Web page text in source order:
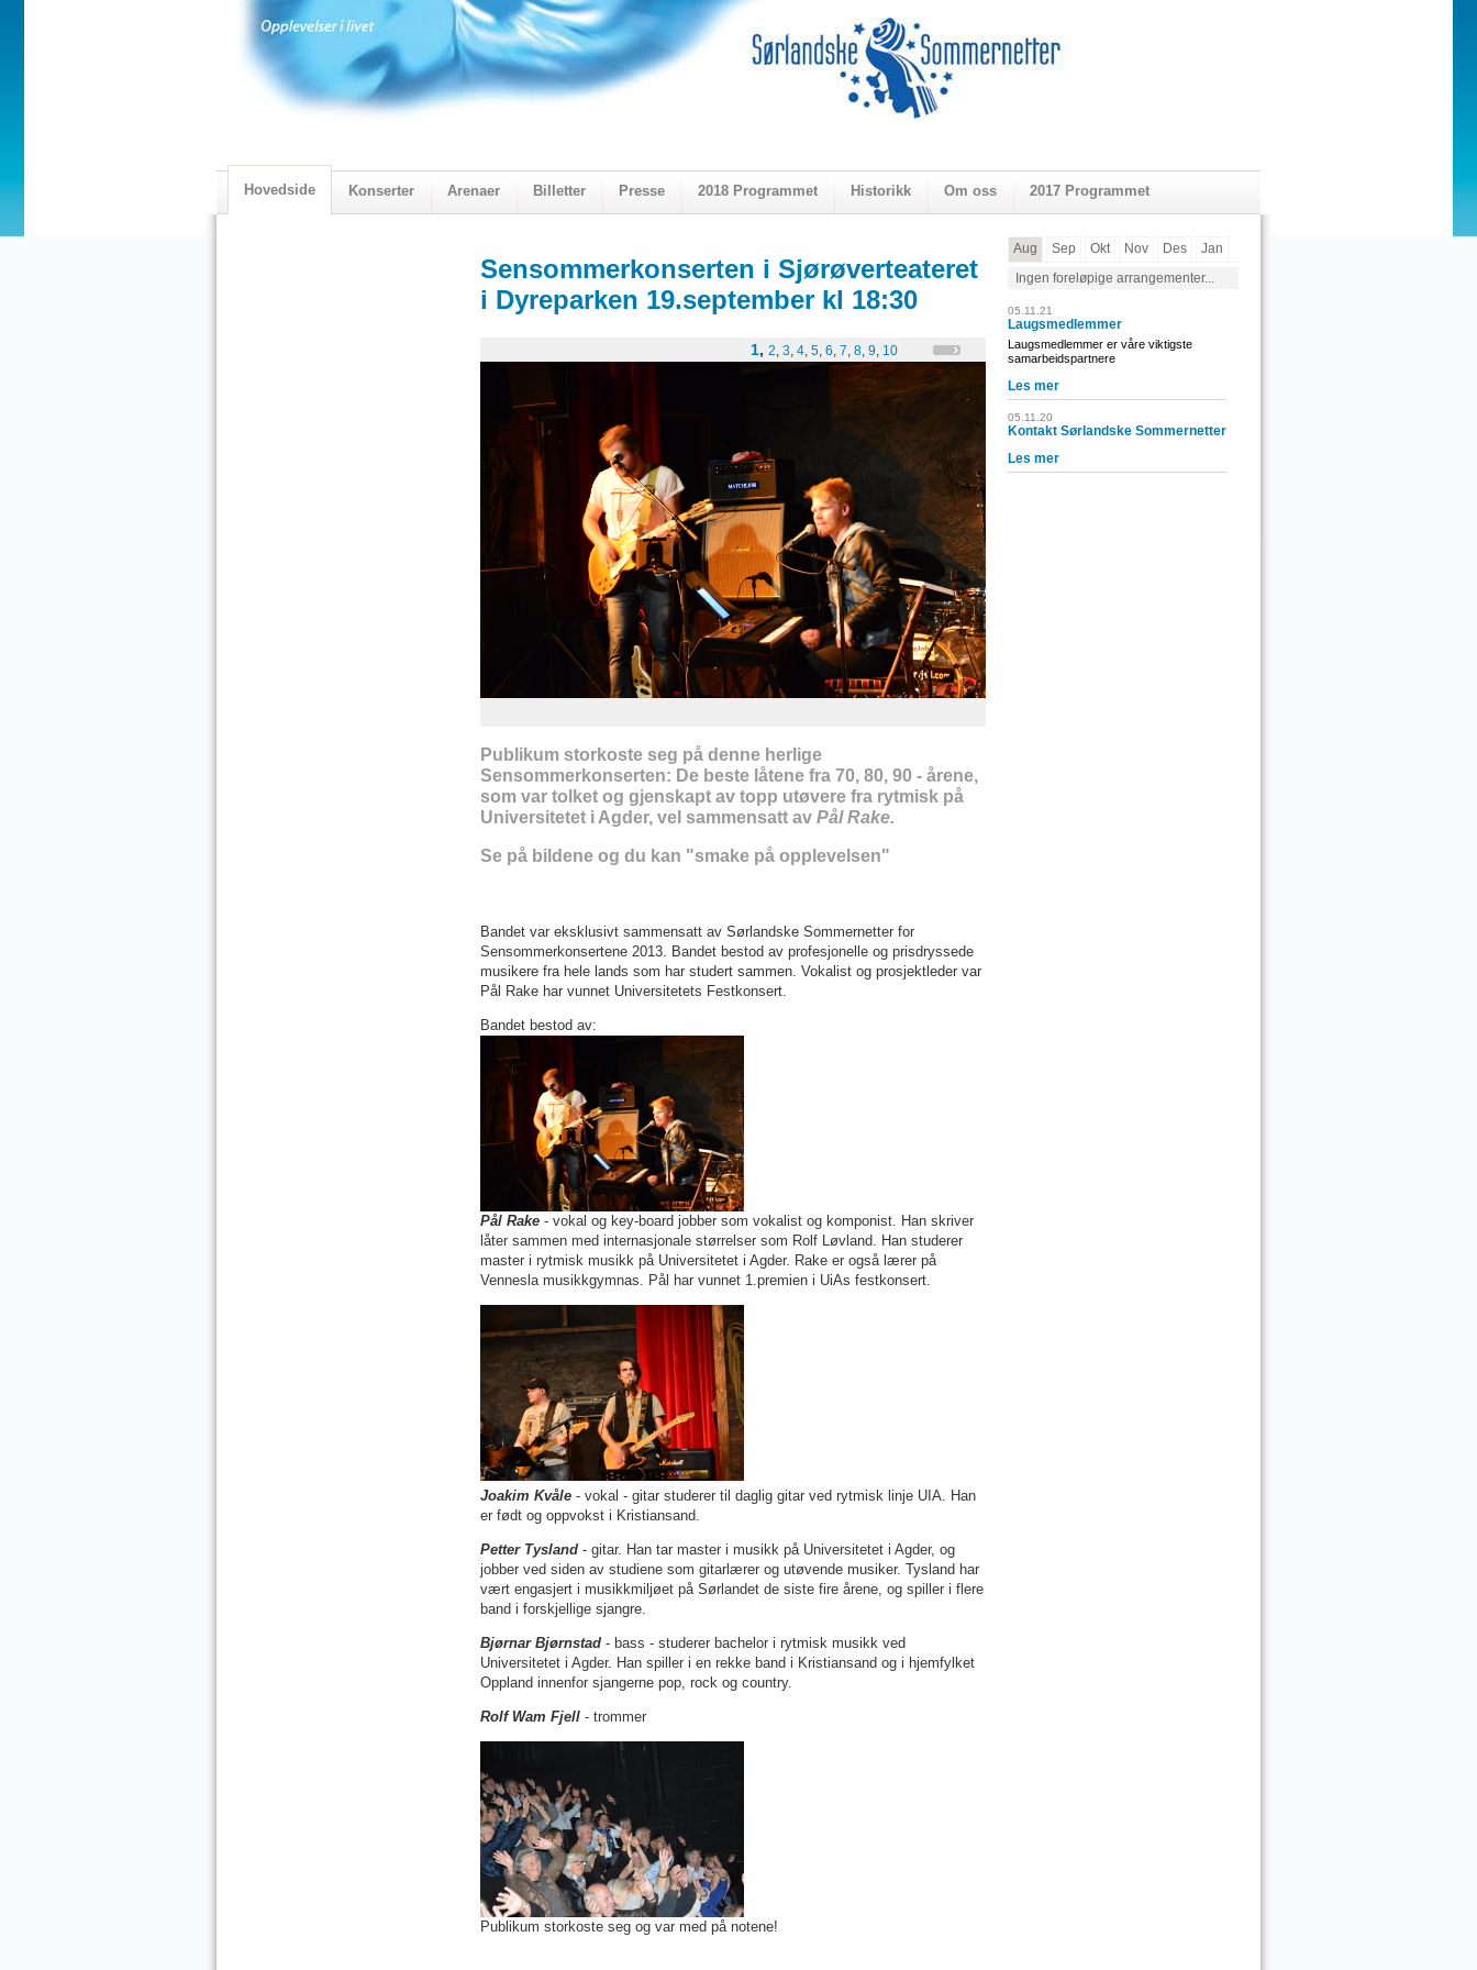
Hovedside Konserter Arenaer Billetter Presse 2018 Programmet Historikk Om oss 2017 Programmet
Sensommerkonserten i Sjørøverteateret
i Dyreparken 19.september kl 18:30
1, 2, 3, 4, 5, 6, 7, 8, 9, 10
Publikum storkoste seg på denne herlige
Sensommerkonserten: De beste låtene fra 70, 80, 90 - årene,
som var tolket og gjenskapt av topp utøvere fra rytmisk på
Universitetet i Agder, vel sammensatt av Pål Rake.
Se på bildene og du kan "smake på opplevelsen"
Bandet var eksklusivt sammensatt av Sørlandske Sommernetter for
Sensommerkonsertene 2013. Bandet bestod av profesjonelle og prisdryssede
musikere fra hele lands som har studert sammen. Vokalist og prosjektleder var
Pål Rake har vunnet Universitetets Festkonsert.
Bandet bestod av:
Pål Rake - vokal og key-board jobber som vokalist og komponist. Han skriver
låter sammen med internasjonale størrelser som Rolf Løvland. Han studerer
master i rytmisk musikk på Universitetet i Agder. Rake er også lærer på
Vennesla musikkgymnas. Pål har vunnet 1.premien i UiAs festkonsert.
Joakim Kvåle - vokal - gitar studerer til daglig gitar ved rytmisk linje UIA. Han
er født og oppvokst i Kristiansand.
Petter Tysland - gitar. Han tar master i musikk på Universitetet i Agder, og
jobber ved siden av studiene som gitarlærer og utøvende musiker. Tysland har
vært engasjert i musikkmiljøet på Sørlandet de siste fire årene, og spiller i flere
band i forskjellige sjangre.
Bjørnar Bjørnstad - bass - studerer bachelor i rytmisk musikk ved
Universitetet i Agder. Han spiller i en rekke band i Kristiansand og i hjemfylket
Oppland innenfor sjangerne pop, rock og country.
Rolf Wam Fjell - trommer
Publikum storkoste seg og var med på notene!
Aug Sep Okt Nov Des
Jan
Ingen foreløpige arrangementer...
05.11.21
Laugsmedlemmer
Laugsmedlemmer er våre viktigste
samarbeidspartnere
Les mer
05.11.20
Kontakt Sørlandske Sommernetter
Les mer